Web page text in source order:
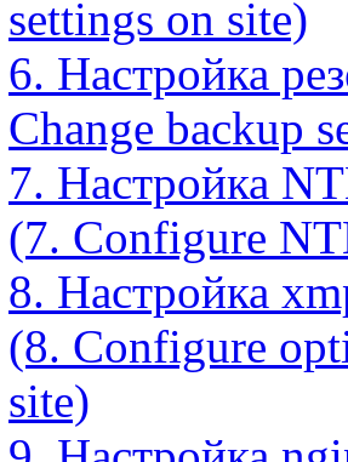
settings on site)
6. Настройка
Change backup
7. Настройка
(7. Configure
8. Настройка
(8. Configure
site)